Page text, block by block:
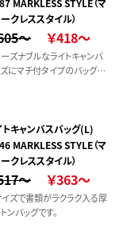
MARKLESS STYLE（マ
ークレススタイル）
～ ￥418～
ズナブルなライトキャンバ
にマチ付タイプのバッグ3サ
トキャンバスバッグ(L)
MARKLESS STYLE（マ
ークレススタイル）
～ ￥363～
ズで書類がラクラク入る厚
ンバッグです。